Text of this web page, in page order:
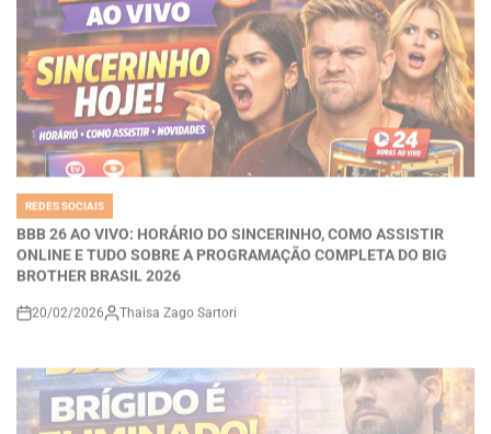
POSTED
IN
REDES SOCIAIS
ONLINE E TUDO SOBRE A PROGRAMAÇÃO COMPLETA DO BIG
BROTHER BRASIL 2026
on
20/02/2026 Thaisa Zago Sartori